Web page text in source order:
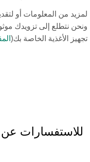
من المعلومات أو
نتطلع إلى تزويدك
الأغذية الخاصة بك(
عن